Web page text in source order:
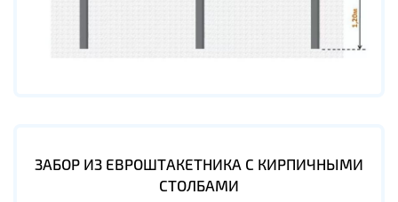
ЗАБОР ИЗ ЕВРОШТАКЕТНИКА С КИРПИЧНЫМИ
СТОЛБАМИ